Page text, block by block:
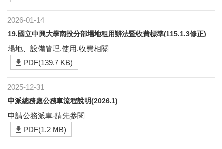
2026-01-14
19.國立中興大學南投分部場地租用辦法暨收費標準(115.1.3修正)
場地、設備管理.使用.收費相關
PDF(139.7 KB)
2025-12-31
申派總務處公務車流程說明(2026.1)
申請公務派車-請先參閱
PDF(1.2 MB)